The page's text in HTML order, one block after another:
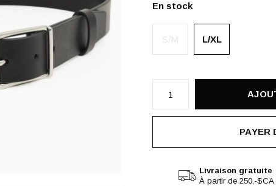
En stock
S/M L/XL
PAYER
Livraison gratuite
À partir de 250,-$CA